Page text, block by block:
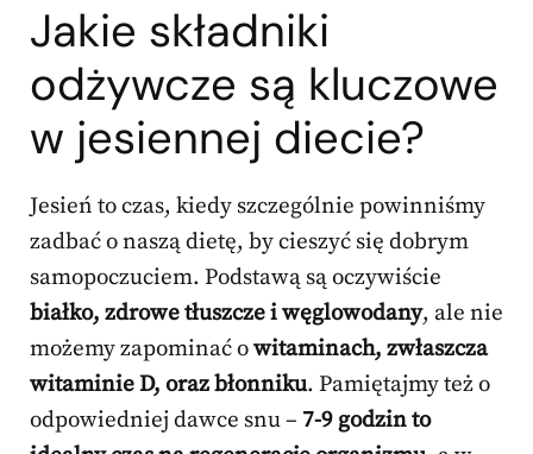
Jakie składniki
odżywcze są kluczowe
w jesiennej diecie?
Jesień to czas, kiedy szczególnie powinniśmy
zadbać o naszą dietę, by cieszyć się dobrym
samopoczuciem. Podstawą są oczywiście
białko, zdrowe tłuszcze i węglowodany, ale nie
możemy zapominać owitaminach, zwłaszcza
witaminie D, oraz błonniku. Pamiętajmy też o
odpowiedniej dawce snu – 7-9 godzin to